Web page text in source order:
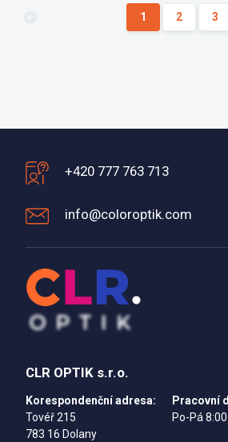
1 2 3
+420 777 763 713
info@coloroptik.com
CLR OPTIK s.r.o.
Korespondenční adresa:
Tovéř 215
783 16 Dolany
Pracovní
Po-Pá